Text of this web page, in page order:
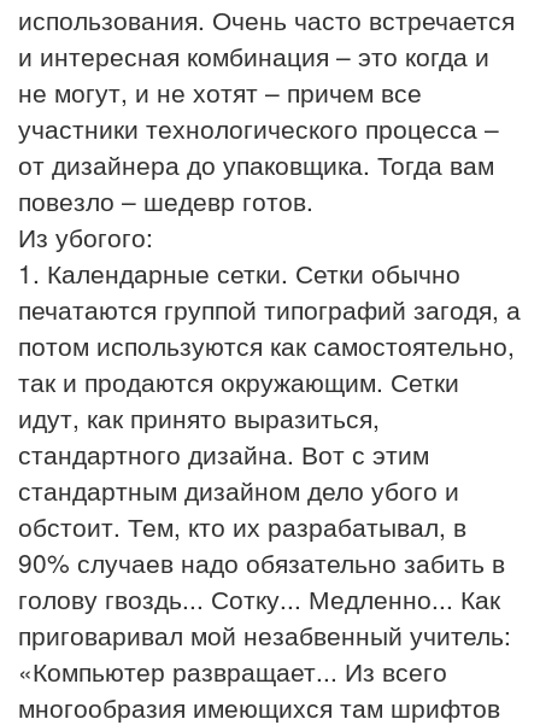
использования. Очень часто встречается
и интересная комбинация – это когда и
не могут, и не хотят – причем все
участники технологического процесса –
от дизайнера до упаковщика. Тогда вам
повезло – шедевр готов.
Из убогого:
1. Календарные сетки. Сетки обычно
печатаются группой типографий загодя, а
потом используются как самостоятельно,
так и продаются окружающим. Сетки
идут, как принято выразиться,
стандартного дизайна. Вот с этим
стандартным дизайном дело убого и
обстоит. Тем, кто их разрабатывал, в
90% случаев надо обязательно забить в
голову гвоздь... Сотку... Медленно... Как
приговаривал мой незабвенный учитель:
«Компьютер развращает... Из всего
многообразия имеющихся там шрифтов